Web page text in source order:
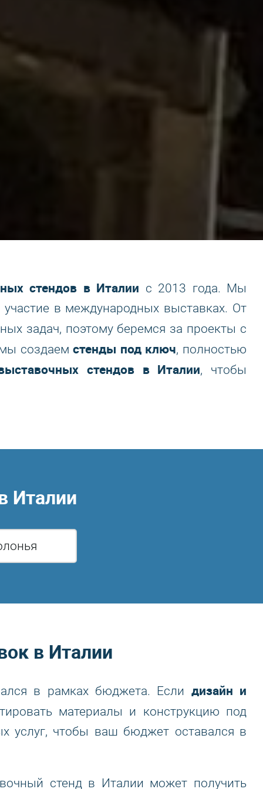
стендов в Италии с 2013 года. Мы
в международных выставках. От
задач, поэтому беремся за проекты с
мы создаемстенды под ключ, полностью
стендов в Италии, чтобы
Италии
в Италии
в рамках бюджета. Если дизайн и
материалы и конструкцию под
услуг, чтобы ваш бюджет оставался в
стенд в Италии может получить